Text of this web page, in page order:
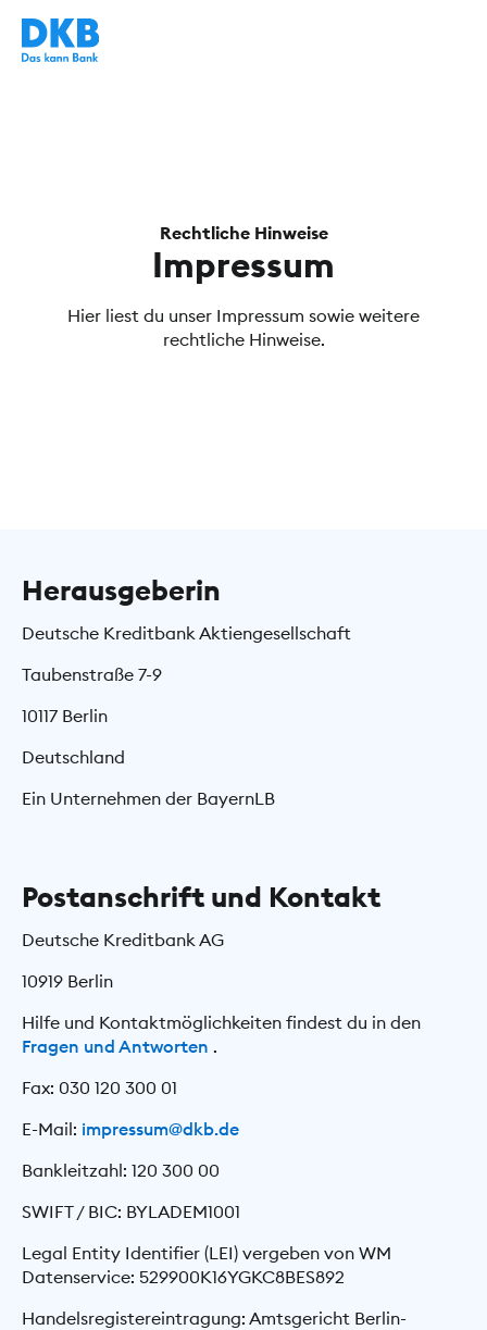
Rechtliche Hinweise
Impressum
Hier liest du unser Impressum sowie weitere
rechtliche Hinweise.
Herausgeberin
Deutsche Kreditbank Aktiengesellschaft
Taubenstraße 7-9
10117 Berlin
Deutschland
Ein Unternehmen der BayernLB
Postanschrift und Kontakt
Deutsche Kreditbank AG
10919 Berlin
Hilfe und Kontaktmöglichkeiten findest du in den
Fragen und Antworten .
Fax: 030 120 300 01
E-Mail: impressum@dkb.de
Bankleitzahl: 120 300 00
SWIFT / BIC: BYLADEM1001
Legal Entity Identifier (LEI) vergeben von WM
Datenservice: 529900K16YGKC8BES892
Handelsregistereintragung: Amtsgericht Berlin-